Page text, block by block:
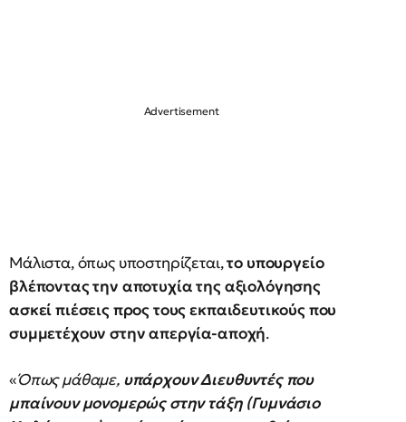
Μάλιστα, όπως υποστηρίζεται,το υπουργείο
βλέποντας την αποτυχία της αξιολόγησης
ασκεί πιέσεις προς τους εκπαιδευτικούς που
συμμετέχουν στην απεργία-αποχή.
«Όπως μάθαμε, υπάρχουν Διευθυντές που
μπαίνουν μονομερώς στην τάξη (Γυμνάσιο